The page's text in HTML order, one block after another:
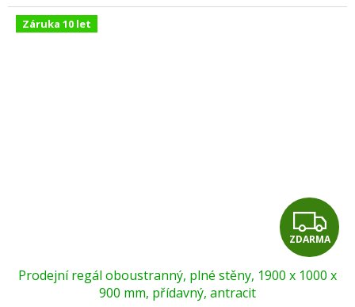
Záruka 10 let
Z
D
A
ZDARMA
Prodejní regál oboustranný, plné stěny, 1900 x 1000 x
900 mm, přídavný, antracit